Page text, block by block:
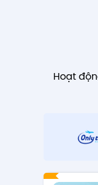
Hoạt